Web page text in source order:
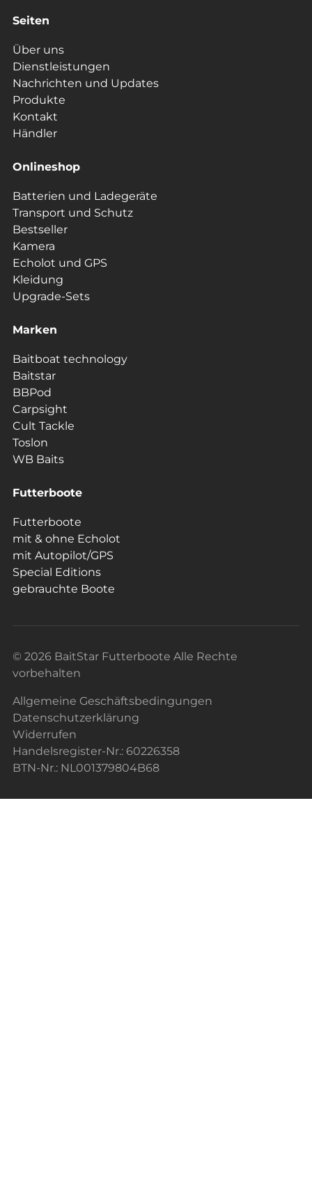
Seiten
Über uns
Dienstleistungen
Nachrichten und Updates
Produkte
Kontakt
Händler
Onlineshop
Batterien und Ladegeräte
Transport und Schutz
Bestseller
Kamera
Echolot und GPS
Kleidung
Upgrade-Sets
Marken
Baitboat technology
Baitstar
BBPod
Carpsight
Cult Tackle
Toslon
WB Baits
Futterboote
Futterboote
mit & ohne Echolot
mit Autopilot/GPS
Special Editions
gebrauchte Boote
© 2026 BaitStar Futterboote Alle Rechte
vorbehalten
Allgemeine Geschäftsbedingungen
Datenschutzerklärung
Widerrufen
Handelsregister-Nr.: 60226358
BTN-Nr.: NL001379804B68